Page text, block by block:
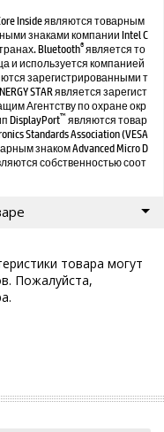
Inside являются товарным
знаками компании Intel C
Bluetooth®является то
и используется компанией
зарегистрированными т
STAR является зарегист
Агентству по охране окр
DisplayPort™являются товар
Standards Association (VESA
знаком Advanced Micro D
собственностью соот
товара могут
Пожалуйста,